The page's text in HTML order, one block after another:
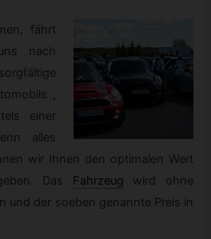
fährt
nach
,
einer
alles
wir Ihnen den optimalen Wert
Das Fahrzeug
wird ohne
und der soeben genannte Preis in